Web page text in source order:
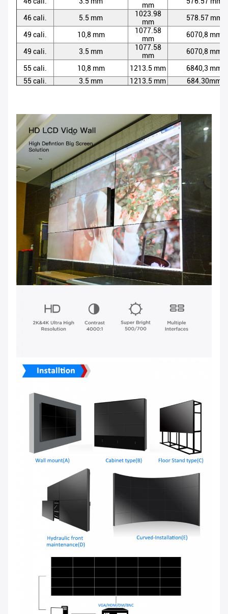
mm
46 cali. 5.5 mm
1023.98
mm
578.57 mm
49 cali. 10,8 mm
1077.58
mm
6070,8 mm
49 cali. 3.5 mm
1077.58
mm
6070,8 mm
55 cali. 10,8 mm 1213.5 mm
6840,3 mm
55 cali.
3.5 mm 1213.5 mm 684.30mm